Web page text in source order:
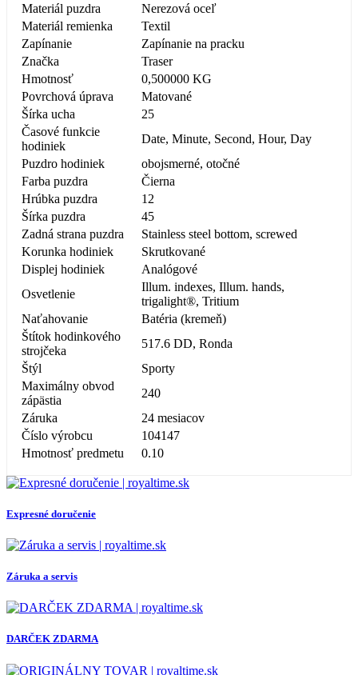
Materiál puzdra
Nerezová oceľ
Materiál remienka
Textil
Zapínanie
Zapínanie na pracku
Značka
Traser
Hmotnosť
0,500000 KG
Povrchová úprava
Matované
Šírka ucha
25
Časové funkcie
hodiniek
Date, Minute, Second, Hour, Day
Puzdro hodiniek
obojsmerné, otočné
Farba puzdra
Čierna
Hrúbka puzdra
12
Šírka puzdra
45
Zadná strana puzdra
Stainless steel bottom, screwed
Korunka hodiniek
Skrutkované
Displej hodiniek
Analógové
Osvetlenie
Illum. indexes, Illum. hands,
trigalight®, Tritium
Naťahovanie
Batéria (kremeň)
Štítok hodinkového
strojčeka
517.6 DD, Ronda
Štýl
Sporty
Maximálny obvod
zápästia
240
Záruka
24 mesiacov
Číslo výrobcu
104147
Hmotnosť predmetu
0.10
Expresné doručenie
Záruka a servis
DARČEK ZDARMA